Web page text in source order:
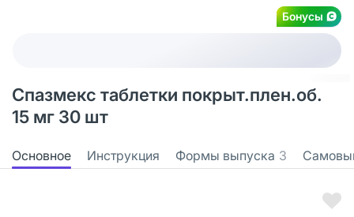
Бонусы
Спазмекс таблетки покрыт.плен.об.
15 мг 30 шт
Основное Инструкция Формы выпуска 3